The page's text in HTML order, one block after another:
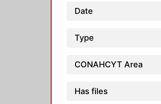
Date
Type
CONAHCYT Area
Has files